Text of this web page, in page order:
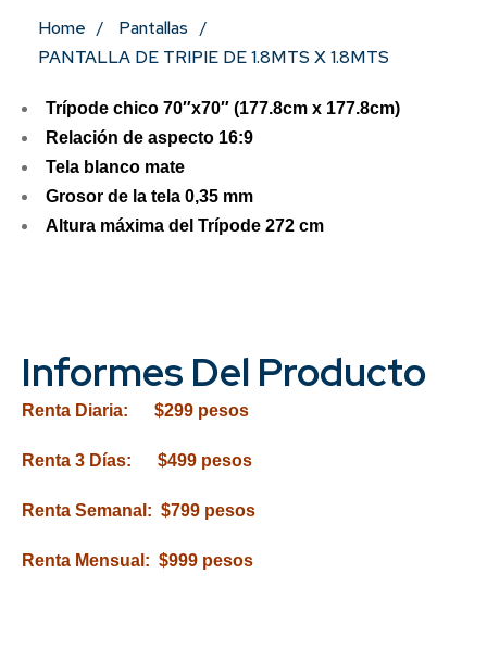
Home
Pantallas
PANTALLA DE TRIPIE DE 1.8MTS X 1.8MTS
Trípode chico 70″x70″ (177.8cm x 177.8cm)
Relación de aspecto 16:9
Tela blanco mate
Grosor de la tela 0,35 mm
Altura máxima del Trípode 272 cm
Informes Del Producto
Renta Diaria: $299 pesos
Renta 3 Días: $499 pesos
Renta Semanal: $799 pesos
Renta Mensual: $999 pesos